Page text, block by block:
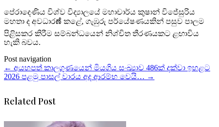
පේරාදෙණිය විශ්ව විද්‍යාලයේ මහාචාර්ය කුෂාන් විජේසුරිය
මහතා ද අවධාරಣೆ කළේ, ගැඹුරු පර්යේෂණයකින් පසුව පාලම
පිළිසකර කිරීම සම්බන්ධයෙන් නිශ්චිත තීරණයකට ළඟාවිය
හැකි බවය.
Post navigation
← අයහපත් කාලගුණයෙන් මියගිය සංඛ්‍යාව 486ක් දක්වා ඉහළට
2026 පළමු පාසල් වාරය අද ආරම්භ වෙයි… →
Related Post